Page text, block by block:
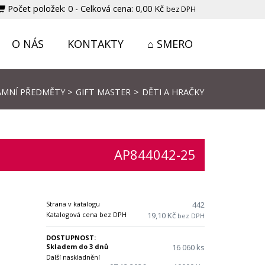
Počet položek: 0 - Celková cena: 0,00 Kč bez DPH
O NÁS KONTAKTY ⌂ SMERO
PŘEDMĚTY> GIFT MASTER > DĚTI A HRAČKY
AP844042-25
Strana v katalogu 442
Katalogová cena bez DPH 19,10 Kč bez DPH
DOSTUPNOST:
Skladem do 3 dnů
16 060 ks
Další naskladnění